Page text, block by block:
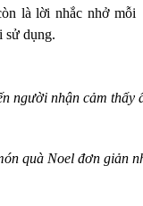
là lời nhắc nhở mỗi
sử dụng.
người nhận cảm thấy
quà Noel đơn giản